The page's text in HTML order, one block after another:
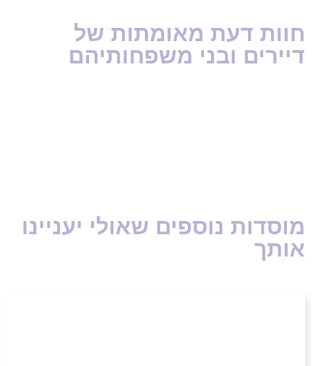
חוות דעת מאומתות של
דיירים ובני משפחותיהם
מוסדות נוספים שאולי יעניינו
אותך